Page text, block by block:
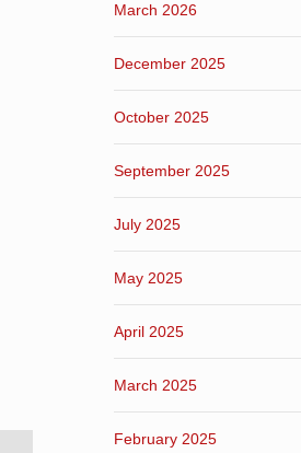
March 2026
December 2025
October 2025
September 2025
July 2025
May 2025
April 2025
March 2025
February 2025